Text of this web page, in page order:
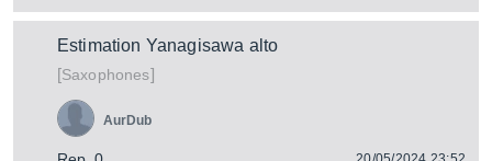
Estimation Yanagisawa alto
[Saxophones]
AurDub